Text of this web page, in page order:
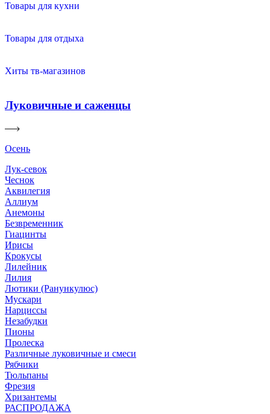
Товары для кухни
Товары для отдыха
Хиты тв-магазинов
Луковичные и саженцы
Осень
Лук-севок
Чеснок
Аквилегия
Аллиум
Анемоны
Безвременник
Гиацинты
Ирисы
Крокусы
Лилейник
Лилия
Лютики (Ранункулюс)
Мускари
Нарцисcы
Незабудки
Пионы
Пролеска
Различные луковичные и смеси
Рябчики
Тюльпаны
Фрезия
Хризантемы
РАСПРОДАЖА